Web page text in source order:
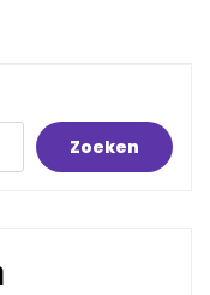
Zoeken